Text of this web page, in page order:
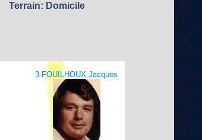
Terrain: Domicile
3-FOUILHOUX Jacques